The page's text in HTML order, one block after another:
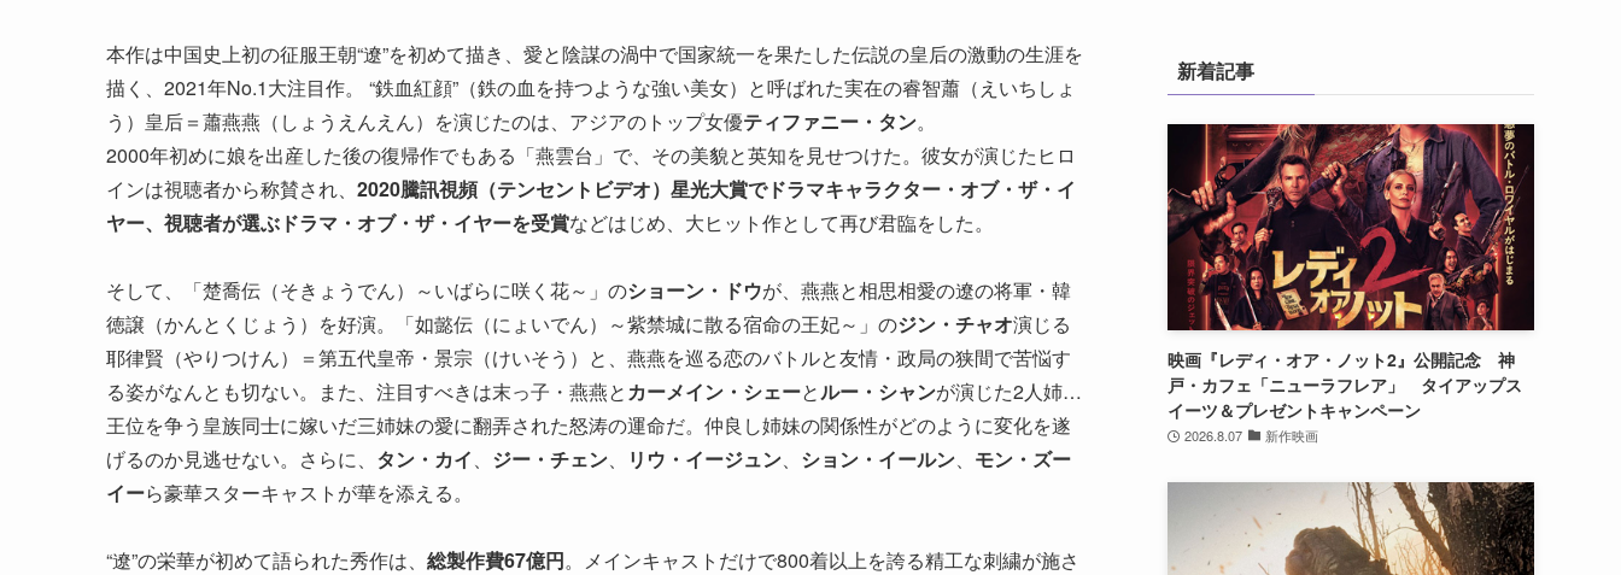
本作は中国史上初の征服王朝“遼”を初めて描き、愛と陰謀の渦中で国家統一を果たした伝説の皇后の激動の生涯を
描く、2021年No.1大注目作。 “鉄血紅顔”（鉄の血を持つような強い美女）と呼ばれた実在の睿智蕭（えいちしょ
う）皇后＝蕭燕燕（しょうえんえん）を演じたのは、アジアのトップ女優ティファニー・タン。
2000年初めに娘を出産した後の復帰作でもある「燕雲台」で、その美貌と英知を見せつけた。彼女が演じたヒロ
インは視聴者から称賛され、 2020騰訊視頻（テンセントビデオ）星光大賞でドラマキャラクター・オブ・ザ・イ
ヤー、視聴者が選ぶドラマ・オブ・ザ・イヤーを受賞などはじめ、大ヒット作として再び君臨をした。
そして、「楚喬伝（そきょうでん）～いばらに咲く花～」のショーン・ドウが、燕燕と相思相愛の遼の将軍・韓
徳譲（かんとくじょう）を好演。「如懿伝（にょいでん）～紫禁城に散る宿命の王妃～」のジン・チャオ演じる
耶律賢（やりつけん）＝第五代皇帝・景宗（けいそう）と、燕燕を巡る恋のバトルと友情・政局の狭間で苦悩す
る姿がなんとも切ない。また、注目すべきは末っ子・燕燕とカーメイン・シェーとルー・シャンが演じた2人姉…
王位を争う皇族同士に嫁いだ三姉妹の愛に翻弄された怒涛の運命だ。仲良し姉妹の関係性がどのように変化を遂
げるのか見逃せない。さらに、 タン・カイ、 ジー・チェン、 リウ・イージュン、 ション・イールン、 モン・ズー
イーら豪華スターキャストが華を添える。
“遼”の栄華が初めて語られた秀作は、 総製作費67億円。メインキャストだけで800着以上を誇る精工な刺繍が施さ
新着記事
映画『レディ・オア・ノット2』公開記念 神
戸・カフェ「ニューラフレア」 タイアップス
イーツ＆プレゼントキャンペーン
2026.8.07 新作映画